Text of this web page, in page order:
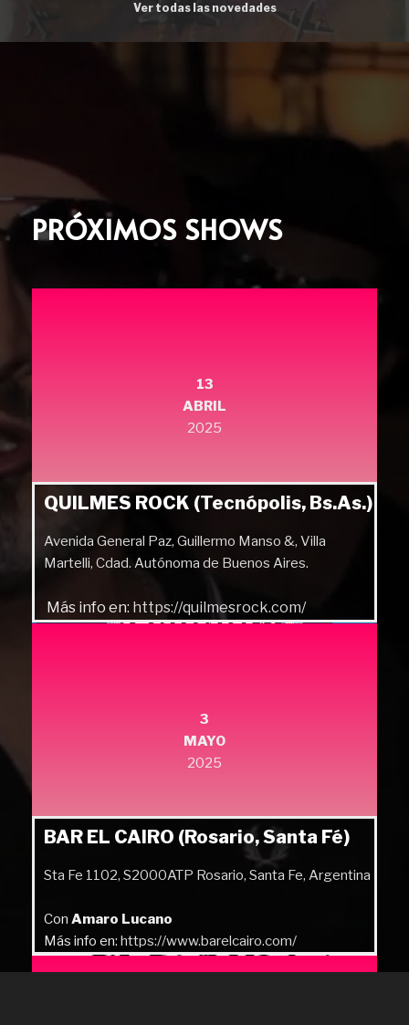
Ver todas las novedades
PRÓXIMOS SHOWS
13
ABRIL
2025
QUILMES ROCK (Tecnópolis, Bs.As.)
Avenida General Paz, Guillermo Manso &, Villa
Martelli, Cdad. Autónoma de Buenos Aires.
Más info en: https://quilmesrock.com/
3
MAYO
2025
BAR EL CAIRO (Rosario, Santa Fé)
Sta Fe 1102, S2000ATP Rosario, Santa Fe, Argentina
Con Amaro Lucano
Más info en: https://www.barelcairo.com/